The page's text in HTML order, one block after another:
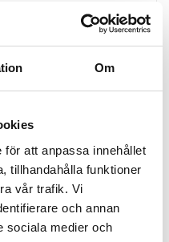
Om
för att anpassa innehållet
tillhandahålla funktioner
vår trafik. Vi
och annan
sociala medier och